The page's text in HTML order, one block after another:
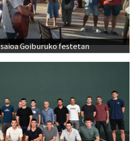
Goiburuko festetan